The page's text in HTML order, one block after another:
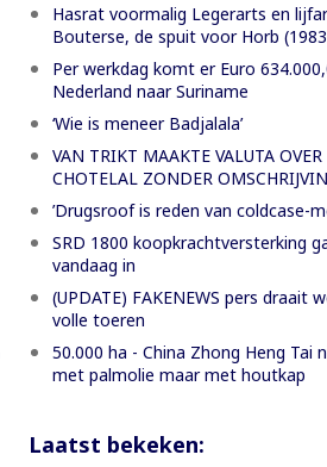
Hasrat voormalig Legerarts en
Bouterse, de spuit voor Horb
Per werkdag komt er Euro
Nederland naar Suriname
‘Wie is meneer Badjalala’
VAN TRIKT MAAKTE VALUTA OVER
CHOTELAL ZONDER
’Drugsroof is reden van coldcase-
SRD 1800 koopkrachtversterking
vandaag in
(UPDATE) FAKENEWS pers draait
volle toeren
50.000 ha - China Zhong Heng Tai
met palmolie maar met houtkap
Laatst bekeken: